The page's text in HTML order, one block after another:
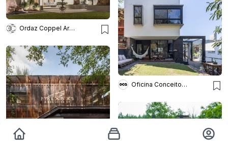
Ordaz Coppel Arquitectos
Oficina Conceito Arquitetura